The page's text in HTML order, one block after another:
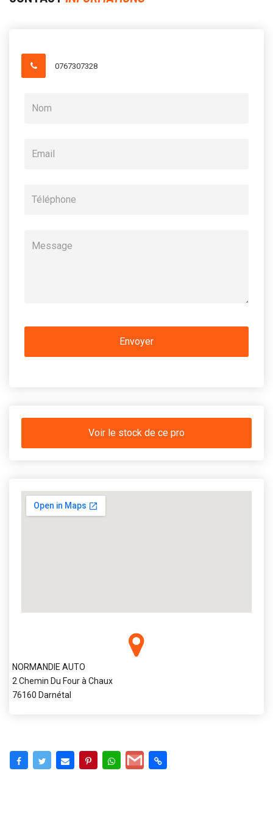
0767307328
Voir le stock de ce pro
NORMANDIE AUTO
2 Chemin Du Four à Chaux
76160 Darnétal